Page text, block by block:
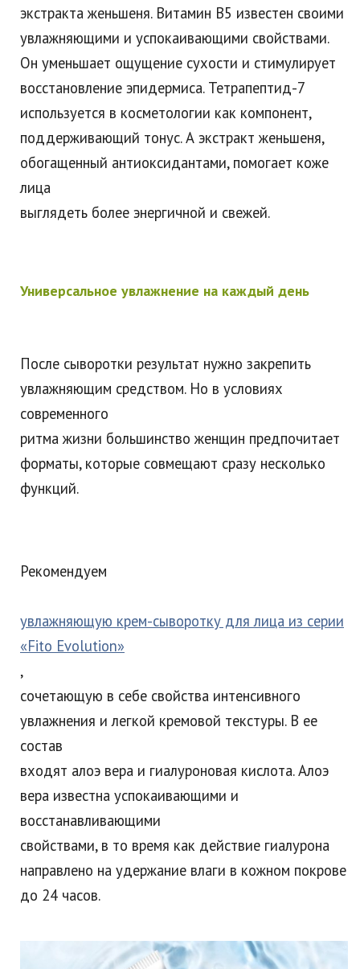
экстракта женьшеня. Витамин B5 известен своими
увлажняющими и успокаивающими свойствами.
Он уменьшает ощущение сухости и стимулирует
восстановление эпидермиса. Тетрапептид-7
используется в косметологии как компонент,
поддерживающий тонус. А экстракт женьшеня,
обогащенный антиоксидантами, помогает коже
лица
выглядеть более энергичной и свежей.
Универсальное увлажнение на каждый день
После сыворотки результат нужно закрепить
увлажняющим средством. Но в условиях
современного
ритма жизни большинство женщин предпочитает
форматы, которые совмещают сразу несколько
функций.
Рекомендуем
увлажняющую крем-сыворотку для лица из серии
«Fito Evolution»
,
сочетающую в себе свойства интенсивного
увлажнения и легкой кремовой текстуры. В ее
состав
входят алоэ вера и гиалуроновая кислота. Алоэ
вера известна успокаивающими и
восстанавливающими
свойствами, в то время как действие гиалурона
направлено на удержание влаги в кожном покрове
до 24 часов.